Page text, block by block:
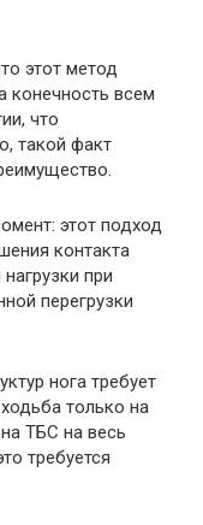
этот метод
конечность всем
что
такой факт
этот подход
контакта
при
перегрузки
нога требует
только на
ТБС на весь
требуется